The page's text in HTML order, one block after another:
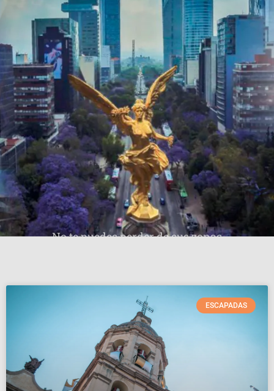
Tlatelolco, Teotihuacán y Acozac, donde
podrás encontrar impresionantes vestigios
de la Gran Tenochtitlán.
ESCAPADAS